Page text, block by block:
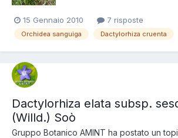
15 Gennaio 2010 7 risposte
Orchidea sanguiga Dactylorhiza cruenta
Dactylorhiza elata subsp.
(Willd.) Soò
Gruppo Botanico AMINT ha postato un